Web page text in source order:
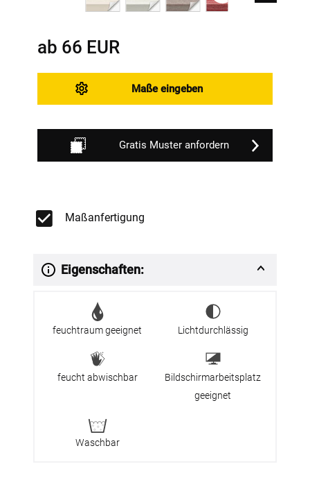
Maßanfertigung
Eigenschaften:
feuchtraum geeignet Lichtdurchlässig
feucht abwischbar
Bildschirmarbeitsplatz
geeignet
Waschbar
ab 66 EUR
Maße eingeben
Gratis Muster anfordern